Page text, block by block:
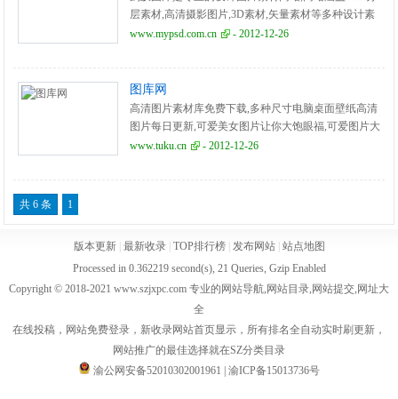
层素材,高清摄影图片,3D素材,矢量素材等多种设计素
材。蚂蚁图库-千万级图片素材共享平台,为设计师提供
www.mypsd.com.cn - 2012-12-26
图库网
高清图片素材库免费下载,多种尺寸电脑桌面壁纸高清
图片每日更新,可爱美女图片让你大饱眼福,可爱图片大
全,图片网,图片库,中国素材网,所有人都可以秒记的网
www.tuku.cn - 2012-12-26
共 6 条 1
版本更新| 最新收录| TOP排行榜| 发布网站| 站点地图
Processed in 0.362219 second(s), 21 Queries, Gzip Enabled
Copyright © 2018-2021 www.szjxpc.com 专业的网站导航,网站目录,网站提交,网址大
全
在线投稿，网站免费登录，新收录网站首页显示，所有排名全自动实时刷更新，
网站推广的最佳选择就在SZ分类目录
渝公网安备52010302001961
渝ICP备15013736号